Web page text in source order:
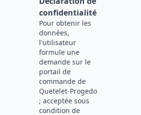
confidentialité
Pour obtenir les
données,
l'utilisateur
formule une
demande sur le
portail de
commande de
Quetelet-Progedo
; acceptée sous
condition de